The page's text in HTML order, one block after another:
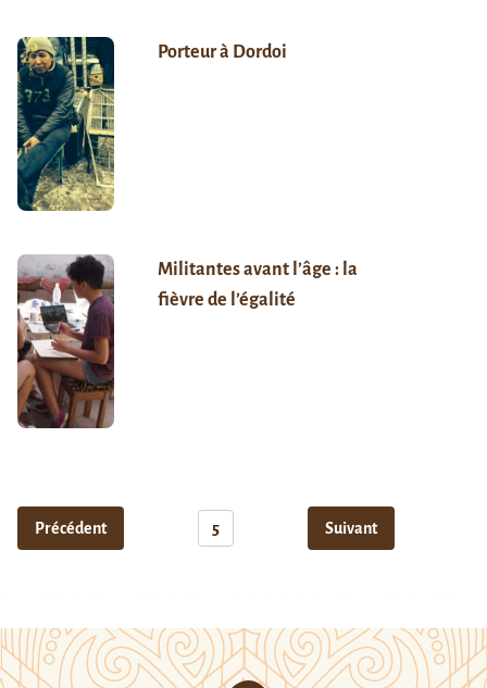
Porteur à Dordoi
Militantes avant l’âge : la
fièvre de l’égalité
Précédent 5 Suivant